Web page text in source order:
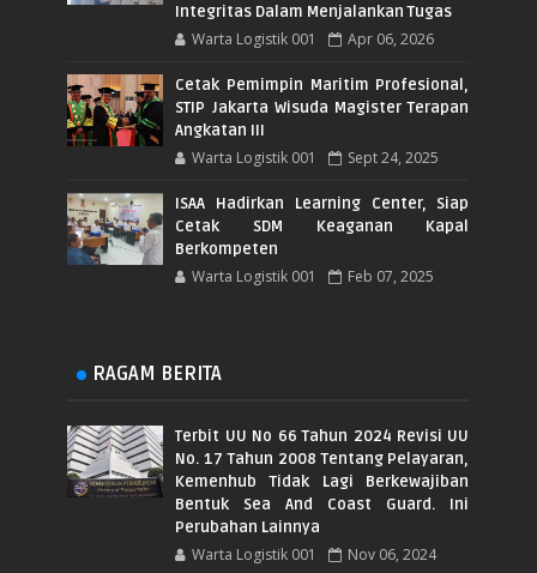
Integritas Dalam Menjalankan Tugas
Warta Logistik 001 Apr 06, 2026
Cetak Pemimpin Maritim Profesional,
STIP Jakarta Wisuda Magister Terapan
Angkatan III
Warta Logistik 001 Sept 24, 2025
ISAA Hadirkan Learning Center, Siap
Cetak SDM Keaganan Kapal
Berkompeten
Warta Logistik 001 Feb 07, 2025
RAGAM BERITA
Terbit UU No 66 Tahun 2024 Revisi UU
No. 17 Tahun 2008 Tentang Pelayaran,
Kemenhub Tidak Lagi Berkewajiban
Bentuk Sea And Coast Guard. Ini
Perubahan Lainnya
Warta Logistik 001 Nov 06, 2024